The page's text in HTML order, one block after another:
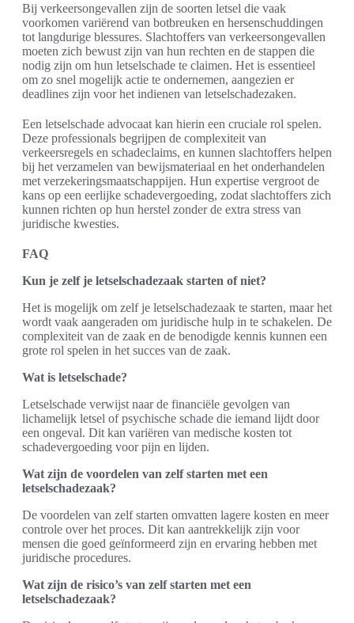
Bij verkeersongevallen zijn de soorten letsel die vaak
voorkomen variërend van botbreuken en hersenschuddingen
tot langdurige blessures. Slachtoffers van verkeersongevallen
moeten zich bewust zijn van hun rechten en de stappen die
nodig zijn om hun letselschade te claimen. Het is essentieel
om zo snel mogelijk actie te ondernemen, aangezien er
deadlines zijn voor het indienen van letselschadezaken.
Een letselschade advocaat kan hierin een cruciale rol spelen.
Deze professionals begrijpen de complexiteit van
verkeersregels en schadeclaims, en kunnen slachtoffers helpen
bij het verzamelen van bewijsmateriaal en het onderhandelen
met verzekeringsmaatschappijen. Hun expertise vergroot de
kans op een eerlijke schadevergoeding, zodat slachtoffers zich
kunnen richten op hun herstel zonder de extra stress van
juridische kwesties.
FAQ
Kun je zelf je letselschadezaak starten of niet?
Het is mogelijk om zelf je letselschadezaak te starten, maar het
wordt vaak aangeraden om juridische hulp in te schakelen. De
complexiteit van de zaak en de benodigde kennis kunnen een
grote rol spelen in het succes van de zaak.
Wat is letselschade?
Letselschade verwijst naar de financiële gevolgen van
lichamelijk letsel of psychische schade die iemand lijdt door
een ongeval. Dit kan variëren van medische kosten tot
schadevergoeding voor pijn en lijden.
Wat zijn de voordelen van zelf starten met een
letselschadezaak?
De voordelen van zelf starten omvatten lagere kosten en meer
controle over het proces. Dit kan aantrekkelijk zijn voor
mensen die goed geïnformeerd zijn en ervaring hebben met
juridische procedures.
Wat zijn de risico’s van zelf starten met een
letselschadezaak?